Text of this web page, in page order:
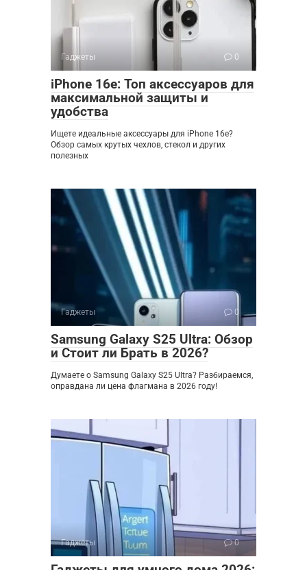
Гаджеты 0
iPhone 16e: Топ аксессуаров для
максимальной защиты и
удобства
Ищете идеальные аксессуары для iPhone 16e?
Обзор самых крутых чехлов, стекол и других
полезных
Гаджеты 0
Samsung Galaxy S25 Ultra: Обзор
и Стоит ли Брать в 2026?
Думаете о Samsung Galaxy S25 Ultra? Разбираемся,
оправдана ли цена флагмана в 2026 году!
Гаджеты 0